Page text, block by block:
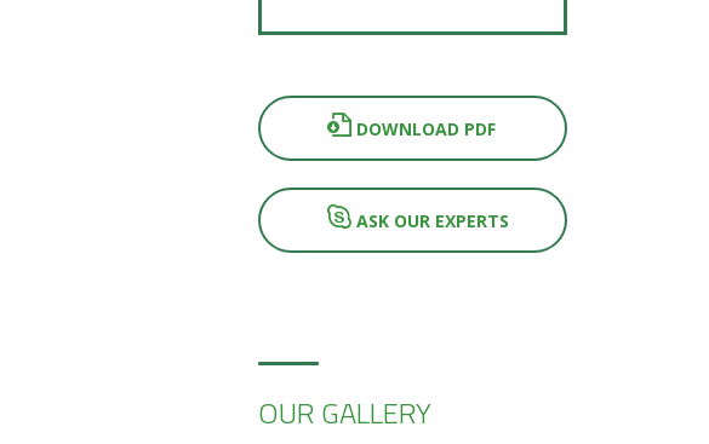
DOWNLOAD PDF
ASK OUR EXPERTS
OUR GALLERY